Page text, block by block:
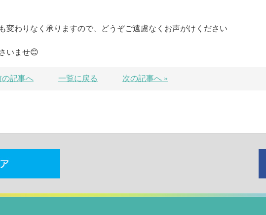
変わりなく承りますので、どうぞご遠慮なくお声がけください
いませ😊
の記事へ 一覧に戻る 次の記事へ »